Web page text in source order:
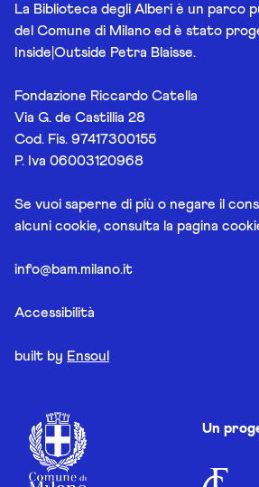
La Biblioteca degli Alberi è un parco
del Comune di Milano ed è stato
Inside|Outside Petra Blaisse.
Fondazione Riccardo Catella
Via G. de Castillia 28
Cod. Fis. 97417300155
P. Iva 06003120968
Se vuoi saperne di più o negare il
alcuni cookie, consulta la pagina
info@bam.milano.it
Accessibilità
built by Ensoul
Un